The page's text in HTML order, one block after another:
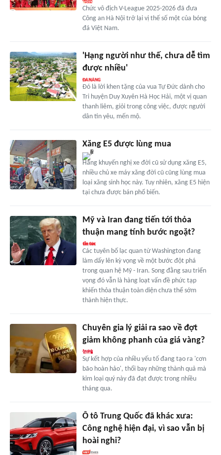
Chức vô địch V-League 2025-2026 đã đưa
Công an Hà Nội trở lại vị thế số một của bóng
đá Việt Nam.
'Hạng người như thế, chưa dễ tìm
được nhiều'
Đó là lời khen tặng của vua Tự Đức dành cho
Tri huyện Duy Xuyên Hà Học Hải, một vị quan
thanh liêm, giỏi trong công việc, được người
dân tin yêu, mến mộ.
Xăng E5 được lùng mua
Hãng khuyến nghị xe đời cũ sử dụng xăng E5,
nhiều chủ xe máy xăng đời cũ cũng lùng mua
loại xăng sinh học này. Tuy nhiên, xăng E5 hiện
tại chưa được bán phổ biến.
Mỹ và Iran đang tiến tới thỏa
thuận mang tính bước ngoặt?
Các tuyên bố lạc quan từ Washington đang
làm dấy lên kỳ vọng về một bước đột phá
trong quan hệ Mỹ - Iran. Song đằng sau triển
vọng đó vẫn là hàng loạt vấn đề phức tạp
khiến thỏa thuận toàn diện chưa thể sớm
thành hiện thực.
Chuyên gia lý giải ra sao về đợt
giảm không phanh của giá vàng?
Sự kết hợp của nhiều yếu tố đang tạo ra 'cơn
bão hoàn hảo', thổi bay những thành quả mà
kim loại quý này đã đạt được trong nhiều
tháng qua.
Ô tô Trung Quốc đã khác xưa:
Công nghệ hiện đại, vì sao vẫn bị
hoài nghi?